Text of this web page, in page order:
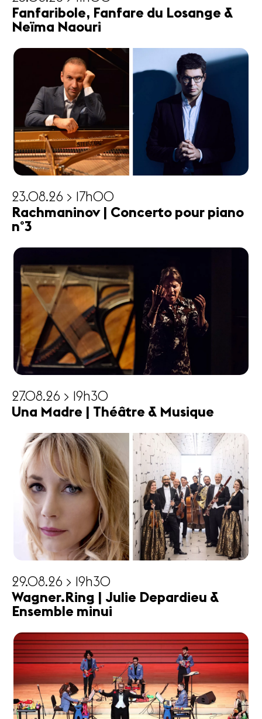
Fanfaribole, Fanfare du Losange &
Neïma Naouri
23.08.26 > 17h00
Rachmaninov | Concerto pour piano
n°3
27.08.26 > 19h30
Una Madre | Théâtre & Musique
29.08.26 > 19h30
Wagner.Ring | Julie Depardieu &
Ensemble minui